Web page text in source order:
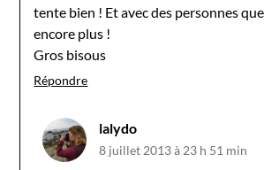
tente bien ! Et avec des personnes que
encore plus !
Gros bisous
Répondre
lalydo
8 juillet 2013 à 23 h 51 min